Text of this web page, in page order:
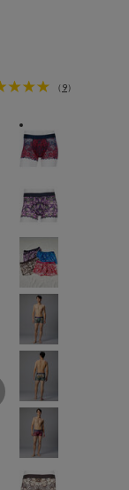
（ 9）